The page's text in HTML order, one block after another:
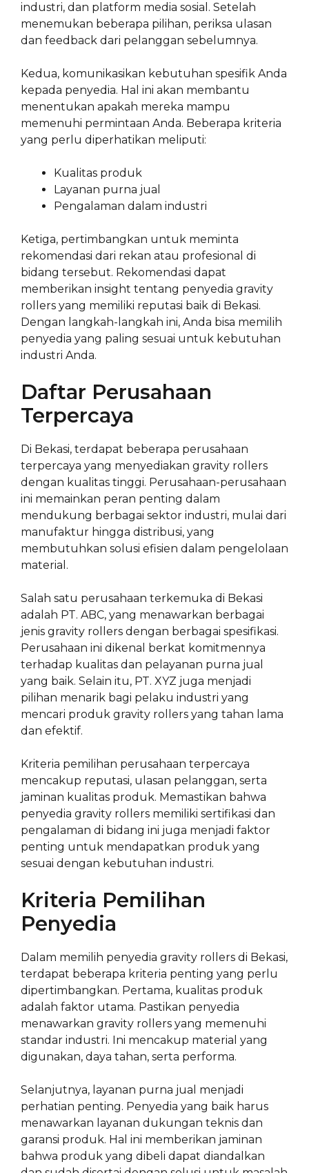
industri, dan platform media sosial. Setelah
menemukan beberapa pilihan, periksa ulasan
dan feedback dari pelanggan sebelumnya.
Kedua, komunikasikan kebutuhan spesifik Anda
kepada penyedia. Hal ini akan membantu
menentukan apakah mereka mampu
memenuhi permintaan Anda. Beberapa kriteria
yang perlu diperhatikan meliputi:
Kualitas produk
Layanan purna jual
Pengalaman dalam industri
Ketiga, pertimbangkan untuk meminta
rekomendasi dari rekan atau profesional di
bidang tersebut. Rekomendasi dapat
memberikan insight tentang penyedia gravity
rollers yang memiliki reputasi baik di Bekasi.
Dengan langkah-langkah ini, Anda bisa memilih
penyedia yang paling sesuai untuk kebutuhan
industri Anda.
Daftar Perusahaan
Terpercaya
Di Bekasi, terdapat beberapa perusahaan
terpercaya yang menyediakan gravity rollers
dengan kualitas tinggi. Perusahaan-perusahaan
ini memainkan peran penting dalam
mendukung berbagai sektor industri, mulai dari
manufaktur hingga distribusi, yang
membutuhkan solusi efisien dalam pengelolaan
material.
Salah satu perusahaan terkemuka di Bekasi
adalah PT. ABC, yang menawarkan berbagai
jenis gravity rollers dengan berbagai spesifikasi.
Perusahaan ini dikenal berkat komitmennya
terhadap kualitas dan pelayanan purna jual
yang baik. Selain itu, PT. XYZ juga menjadi
pilihan menarik bagi pelaku industri yang
mencari produk gravity rollers yang tahan lama
dan efektif.
Kriteria pemilihan perusahaan terpercaya
mencakup reputasi, ulasan pelanggan, serta
jaminan kualitas produk. Memastikan bahwa
penyedia gravity rollers memiliki sertifikasi dan
pengalaman di bidang ini juga menjadi faktor
penting untuk mendapatkan produk yang
sesuai dengan kebutuhan industri.
Kriteria Pemilihan
Penyedia
Dalam memilih penyedia gravity rollers di Bekasi,
terdapat beberapa kriteria penting yang perlu
dipertimbangkan. Pertama, kualitas produk
adalah faktor utama. Pastikan penyedia
menawarkan gravity rollers yang memenuhi
standar industri. Ini mencakup material yang
digunakan, daya tahan, serta performa.
Selanjutnya, layanan purna jual menjadi
perhatian penting. Penyedia yang baik harus
menawarkan layanan dukungan teknis dan
garansi produk. Hal ini memberikan jaminan
bahwa produk yang dibeli dapat diandalkan